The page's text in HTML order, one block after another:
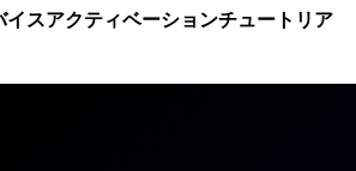
イスアクティベーションチュートリア